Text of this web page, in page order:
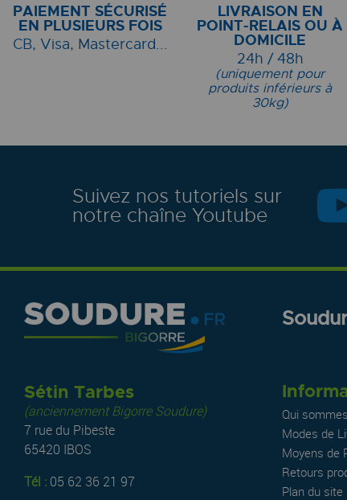
PAIEMENT SÉCURISÉ
EN PLUSIEURS FOIS
CB, Visa, Mastercard...
LIVRAISON EN
POINT-RELAIS OU À
DOMICILE
24h / 48h
(uniquement pour
produits inférieurs à
30kg)
Suivez nos tutoriels sur
notre chaîne Youtube
Sétin Tarbes
(anciennement Bigorre Soudure)
7 rue du Pibeste
65420 IBOS
Tél : 05 62 36 21 97
Qui
Modes de
Moyens de
Retours
Plan du site